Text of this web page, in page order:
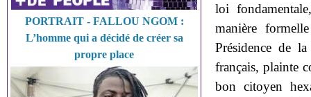
PORTRAIT - FALLOU NGOM :
L’homme qui a décidé de créer sa
propre place
loi
manière
Présidence de
français, plainte
bon citoyen